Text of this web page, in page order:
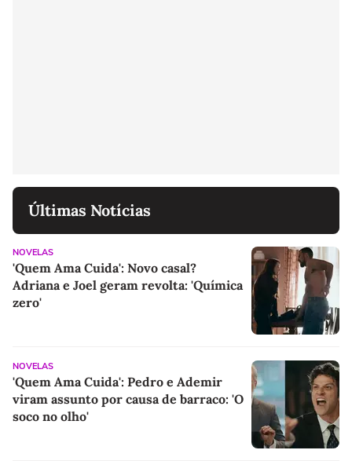
Últimas Notícias
NOVELAS
'Quem Ama Cuida': Novo casal?
Adriana e Joel geram revolta: 'Química
zero'
NOVELAS
'Quem Ama Cuida': Pedro e Ademir
viram assunto por causa de barraco: 'O
soco no olho'